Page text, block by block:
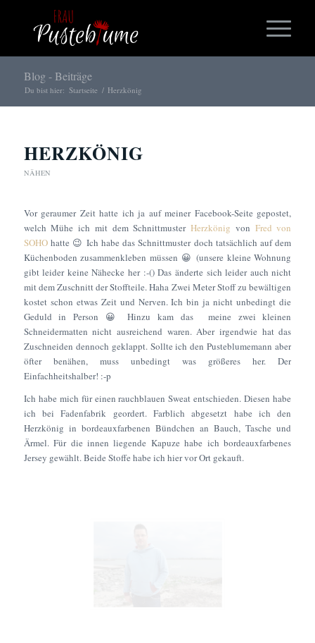
Blog - Beiträge
Du bist hier: Startseite / Herzkönig
HERZKÖNIG
NÄHEN
Vor geraumer Zeit hatte ich ja auf meiner Facebook-Seite gepostet,
welch Mühe ich mit dem SchnittmusterHerzkönig von Fred von
SOHOhatte 😉 Ich habe das Schnittmuster doch tatsächlich auf dem
Küchenboden zusammenkleben müssen 😀 (unsere kleine Wohnung
gibt leider keine Nähecke her :-() Das änderte sich leider auch nicht
mit dem Zuschnitt der Stoffteile. Haha Zwei Meter Stoff zu bewältigen
kostet schon etwas Zeit und Nerven. Ich bin ja nicht unbedingt die
Geduld in Person 😀 Hinzu kam das meine zwei kleinen
Schneidermatten nicht ausreichend waren. Aber irgendwie hat das
Zuschneiden dennoch geklappt. Sollte ich den Pusteblumemann aber
öfter benähen, muss unbedingt was größeres her. Der
Einfachheitshalber! :-p
Ich habe mich für einen rauchblauen Sweat entschieden. Diesen habe
ich bei Fadenfabrik geordert. Farblich abgesetzt habe ich den
Herzkönig in bordeauxfarbenen Bündchen an Bauch, Tasche und
Ärmel. Für die innen liegende Kapuze habe ich bordeauxfarbenes
Jersey gewählt. Beide Stoffe habe ich hier vor Ort gekauft.